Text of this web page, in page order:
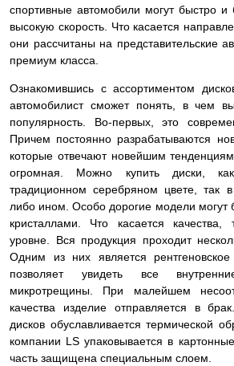
спортивные автомобили могут быстро и
высокую скорость. Что касается
они рассчитаны на представительские
премиум класса.
Ознакомившись с ассортиментом
автомобилист сможет понять, в чем
популярность. Во-первых, это
Причем постоянно разрабатываются
которые отвечают новейшим
огромная. Можно купить диски,
традиционном серебряном цвете, так
либо ином. Особо дорогие модели могут
кристаллами. Что касается
уровне. Вся продукция проходит
Одним из них является
позволяет увидеть все
микротрещины. При малейшем
качества изделие отправляется в
дисков обуславливается термической
компании LS упаковывается в
часть защищена специальным слоем.